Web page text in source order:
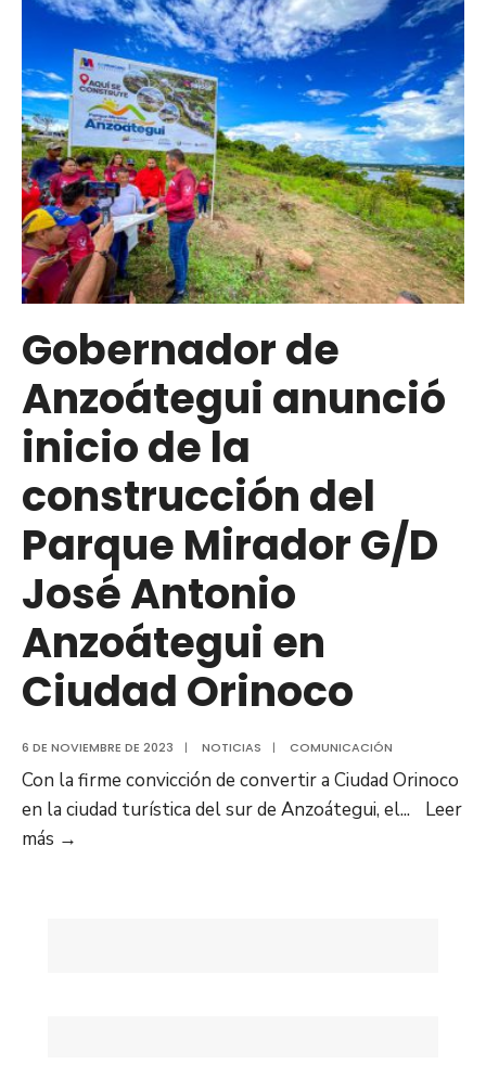
70%
de
ejecución
registra
construcción
del
Parque
Mirador
G/D
José
Antonio
Anzoátegui
en
Independencia
Gobernador de
Anzoátegui anunció
inicio de la
construcción del
Parque Mirador G/D
José Antonio
Anzoátegui en
Ciudad Orinoco
6 DE NOVIEMBRE DE 2023 | NOTICIAS | COMUNICACIÓN
Con la firme convicción de convertir a Ciudad Orinoco
en la ciudad turística del sur de Anzoátegui, el...
Leer
más →